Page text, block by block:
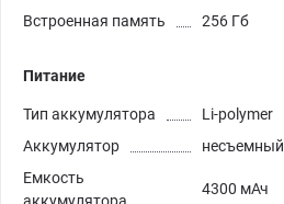
Встроенная память
256 Гб
Питание
Тип аккумулятора
Li-polymer
Аккумулятор
несъемный
Емкость
4300 мАч